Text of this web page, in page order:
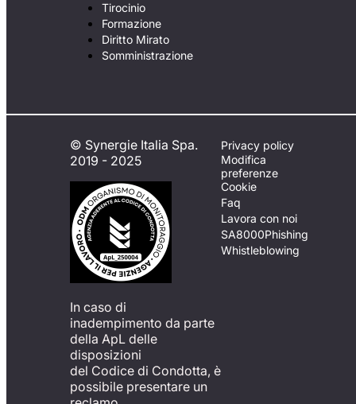
Tirocinio
Formazione
Diritto Mirato
Somministrazione
© Synergie Italia Spa.
2019 - 2025
In caso di
inadempimento da parte
della ApL delle
disposizioni
del Codice di Condotta, è
possibile presentare un
Privacy policy
Modifica
preferenze
Cookie
Faq
Lavora con noi
SA8000Phishing
Whistleblowing